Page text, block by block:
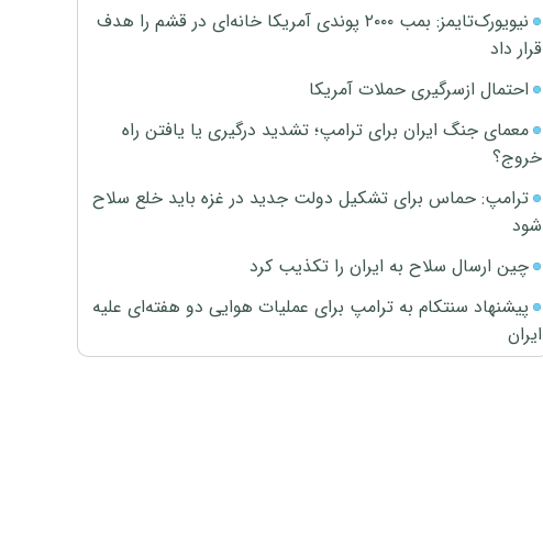
نیویورک‌تایمز: بمب ۲۰۰۰ پوندی آمریکا خانه‌ای در قشم را هدف
قرار داد
احتمال ازسرگیری حملات آمریکا
معمای جنگ ایران برای ترامپ؛ تشدید درگیری یا یافتن راه
خروج؟
ترامپ: حماس برای تشکیل دولت جدید در غزه باید خلع سلاح
شود
چین ارسال سلاح به ایران را تکذیب کرد
پیشنهاد سنتکام به ترامپ برای عملیات هوایی دو هفته‌ای علیه
ایران